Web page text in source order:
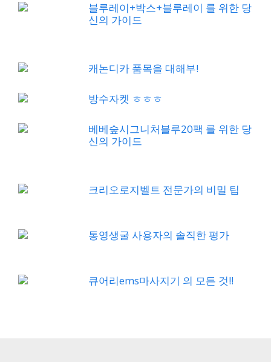
블루레이+박스+블루레이 를 위한 당
신의 가이드
캐논디카 품목을 대해부!
방수자켓 ㅎㅎㅎ
베베숲시그니처블루20팩 를 위한 당
신의 가이드
크리오로지벨트 전문가의 비밀 팁
통영생굴 사용자의 솔직한 평가
큐어리ems마사지기 의 모든 것!!